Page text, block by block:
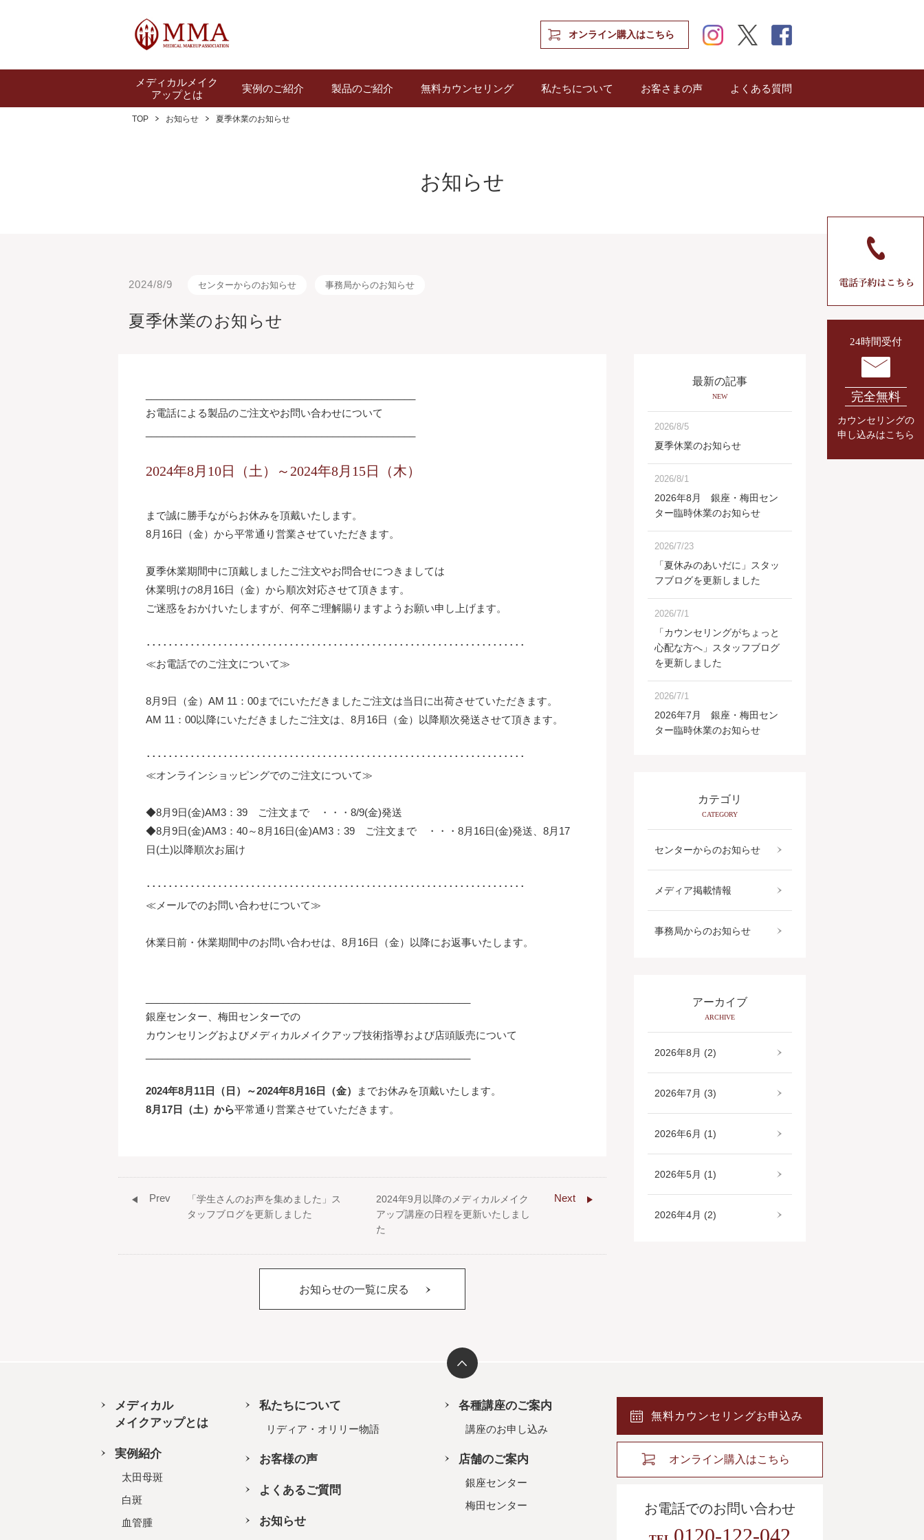
オンライン購入はこちら
instagram twitter
メディカルメイク
アップとは
実例のご紹介 製品のご紹介 無料カウンセリング 私たちについて お客さまの声 よくある質問
TOP お知らせ 夏季休業のお知らせ
お知らせ
24時間受付
完全無料
カウンセリングの
申し込みはこちら
2024/8/9 センターからのお知らせ 事務局からのお知らせ
夏季休業のお知らせ
お電話による製品のご注文やお問い合わせについて
2024年8月10日（土）～2024年8月15日（木）
まで誠に勝手ながらお休みを頂戴いたします。
8月16日（金）から平常通り営業させていただきます。
夏季休業期間中に頂戴しましたご注文やお問合せにつきましては
休業明けの8月16日（金）から順次対応させて頂きます。
ご迷惑をおかけいたしますが、何卒ご理解賜りますようお願い申し上げます。
･････････････････････････････････････････････････････････････････････
≪お電話でのご注文について≫
8月9日（金）AM 11：00までにいただきましたご注文は当日に出荷させていただきます。
AM 11：00以降にいただきましたご注文は、8月16日（金）以降順次発送させて頂きます。
･････････････････････････････････････････････････････････････････････
≪オンラインショッピングでのご注文について≫
◆8月9日(金)AM3：39 ご注文まで ・・・8/9(金)発送
◆8月9日(金)AM3：40～8月16日(金)AM3：39 ご注文まで ・・・8月16日(金)発送、8月17
日(土)以降順次お届け
･････････････････････････････････････････････････････････････････････
≪メールでのお問い合わせについて≫
休業日前・休業期間中のお問い合わせは、8月16日（金）以降にお返事いたします。
銀座センター、梅田センターでの
カウンセリングおよびメディカルメイクアップ技術指導および店頭販売について
2024年8月11日（日）～2024年8月16日（金）
までお休みを頂戴いたします。
8月17日（土）から平常通り営業させていただきます。
「学生さんのお声を集めました」ス
タッフブログを更新しました
Prev
2024年9月以降のメディカルメイク
アップ講座の日程を更新いたしまし
た
Next
お知らせの一覧に戻る
最新の記事
NEW
2026/8/5
夏季休業のお知らせ
2026/8/1
2026年8月 銀座・梅田セン
ター臨時休業のお知らせ
2026/7/23
「夏休みのあいだに」スタッ
フブログを更新しました
2026/7/1
「カウンセリングがちょっと
心配な方へ」スタッフブログ
を更新しました
2026/7/1
2026年7月 銀座・梅田セン
ター臨時休業のお知らせ
カテゴリ
CATEGORY
センターからのお知らせ
メディア掲載情報
事務局からのお知らせ
アーカイブ
ARCHIVE
2026年8月 (2)
2026年7月 (3)
2026年6月 (1)
2026年5月 (1)
2026年4月 (2)
メディカル
メイクアップとは
実例紹介
太田母斑
白斑
血管腫
私たちについて
リディア・オリリー物語
お客様の声
よくあるご質問
お知らせ
各種講座のご案内
講座のお申し込み
店舗のご案内
銀座センター
梅田センター
無料カウンセリングお申込み
オンライン購入はこちら
お電話でのお問い合わせ